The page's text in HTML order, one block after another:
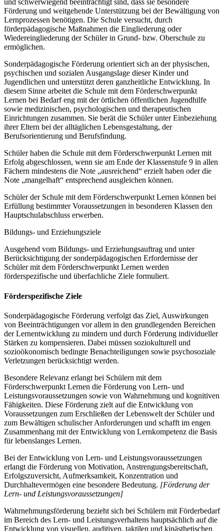
und schwerwiegend beeinträchtigt sind, dass sie besondere
Förderung und weitgehende Unterstützung bei der Bewältigung von
Lernprozessen benötigen. Die Schule versucht, durch
förderpädagogische Maßnahmen die Eingliederung oder
Wiedereingliederung der Schüler in Grund- bzw. Oberschule zu
ermöglichen.
Sonderpädagogische Förderung orientiert sich an der physischen,
psychischen und sozialen Ausgangslage dieser Kinder und
Jugendlichen und unterstützt deren ganzheitliche Entwicklung. In
diesem Sinne arbeitet die Schule mit dem Förderschwerpunkt
Lernen bei Bedarf eng mit der örtlichen öffentlichen Jugendhilfe
sowie medizinischen, psychologischen und therapeutischen
Einrichtungen zusammen. Sie berät die Schüler unter Einbeziehung
ihrer Eltern bei der alltäglichen Lebensgestaltung, der
Berufsorientierung und Berufsfindung.
Schüler haben die Schule mit dem Förderschwerpunkt Lernen mit
Erfolg abgeschlossen, wenn sie am Ende der Klassenstufe 9 in allen
Fächern mindestens die Note „ausreichend“ erzielt haben oder die
Note „mangelhaft“ entsprechend ausgleichen können.
Schüler der Schule mit dem Förderschwerpunkt Lernen können bei
Erfüllung bestimmter Voraussetzungen in besonderen Klassen den
Hauptschulabschluss erwerben.
Bildungs- und Erziehungsziele
Ausgehend vom Bildungs- und Erziehungsauftrag und unter
Berücksichtigung der sonderpädagogischen Erfordernisse der
Schüler mit dem Förderschwerpunkt Lernen werden
förderspezifische und überfachliche Ziele formuliert.
Förderspezifische Ziele
Sonderpädagogische Förderung verfolgt das Ziel, Auswirkungen
von Beeinträchtigungen vor allem in den grundlegenden Bereichen
der Lernentwicklung zu mindern und durch Förderung individueller
Stärken zu kompensieren. Dabei müssen soziokulturell und
sozioökonomisch bedingte Benachteiligungen sowie psychosoziale
Verletzungen berücksichtigt werden.
Besondere Relevanz erlangt bei Schülern mit dem
Förderschwerpunkt Lernen die Förderung von Lern- und
Leistungsvoraussetzungen sowie von Wahrnehmung und kognitiven
Fähigkeiten. Diese Förderung zielt auf die Entwicklung von
Voraussetzungen zum Erschließen der Lebenswelt der Schüler und
zum Bewältigen schulischer Anforderungen und schafft im engen
Zusammenhang mit der Entwicklung von Lernkompetenz die Basis
für lebenslanges Lernen.
Bei der Entwicklung von Lern- und Leistungsvoraussetzungen
erlangt die Förderung von Motivation, Anstrengungsbereitschaft,
Erfolgszuversicht, Aufmerksamkeit, Konzentration und
Durchhaltevermögen eine besondere Bedeutung. [Förderung der
Lern- und Leistungsvoraussetzungen]
Wahrnehmungsförderung bezieht sich bei Schülern mit Förderbedarf
im Bereich des Lern- und Leistungsverhaltens hauptsächlich auf die
Entwicklung von visuellen, auditiven, taktilen und kinästhetischen